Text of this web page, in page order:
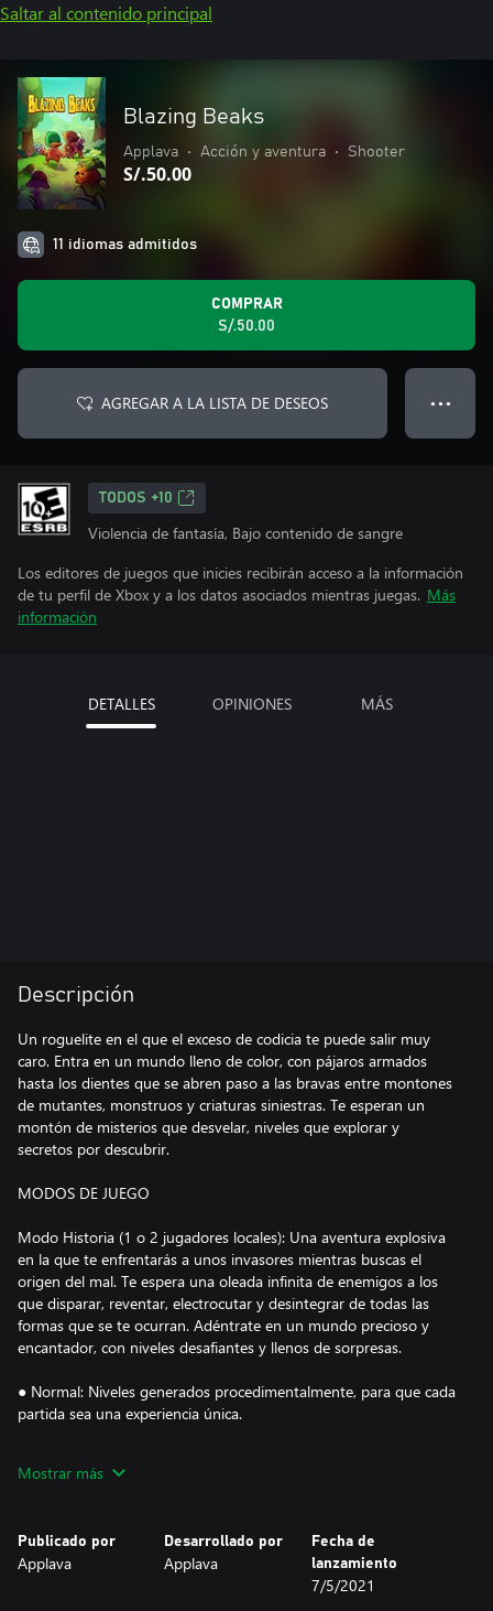
Saltar al contenido principal
Blazing Beaks
Applava • Acción y aventura • Shooter
S/.50.00
11 idiomas admitidos
COMPRAR
S/.50.00
AGREGAR A LA LISTA DE DESEOS ● ● ●
TODOS +10
Violencia de fantasía, Bajo contenido de sangre
Los editores de juegos que inicies recibirán acceso a la información
de tu perfil de Xbox y a los datos asociados mientras juegas. Más
información
DETALLES OPINIONES MÁS
Descripción
Un roguelite en el que el exceso de codicia te puede salir muy
caro. Entra en un mundo lleno de color, con pájaros armados
hasta los dientes que se abren paso a las bravas entre montones
de mutantes, monstruos y criaturas siniestras. Te esperan un
montón de misterios que desvelar, niveles que explorar y
secretos por descubrir.
MODOS DE JUEGO
Modo Historia (1 o 2 jugadores locales): Una aventura explosiva
en la que te enfrentarás a unos invasores mientras buscas el
origen del mal. Te espera una oleada infinita de enemigos a los
que disparar, reventar, electrocutar y desintegrar de todas las
formas que se te ocurran. Adéntrate en un mundo precioso y
encantador, con niveles desafiantes y llenos de sorpresas.
● Normal: Niveles generados procedimentalmente, para que cada
partida sea una experiencia única.
tus amigos.
generada cada día.
● Retos: Intenta superar varios retos retorcidos.
Mostrar más
Publicado por
Applava
Desarrollado por
Applava
Fecha de
lanzamiento
7/5/2021